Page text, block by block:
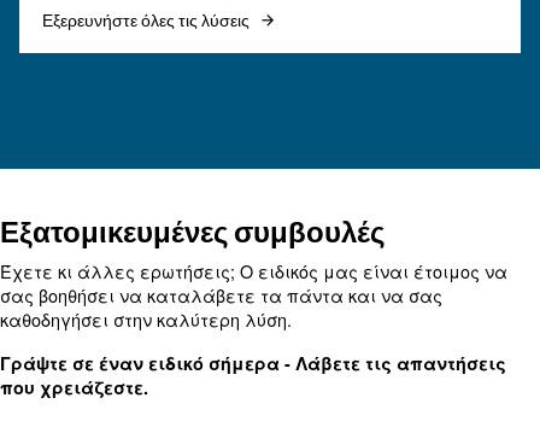
υλικά, διαστασιολόγηση, διάταξη και
τη μείωση της πτώσης πίεσης, τον έλεγχο του